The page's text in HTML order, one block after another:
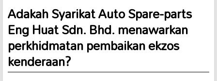
Adakah Syarikat Auto Spare-parts
Eng Huat Sdn. Bhd. menawarkan
perkhidmatan pembaikanekzos
kenderaan?